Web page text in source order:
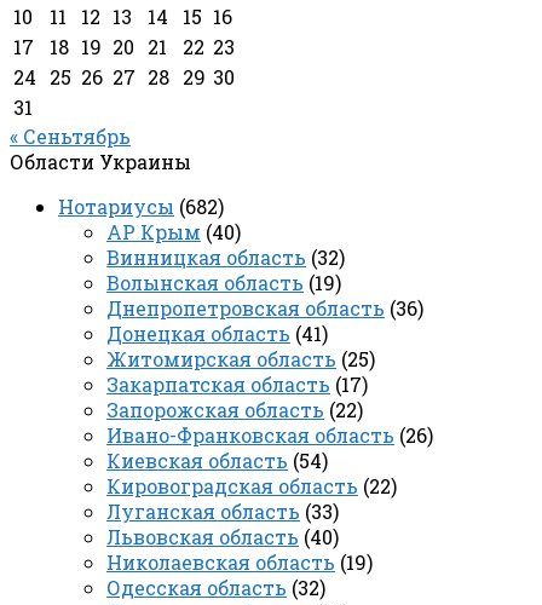
10
11 12 13 14 15 16
17
18 19 20 21 22 23
24
25 26 27 28 29 30
31
« Сеньтябрь
Области Украины
Нотариусы (682)
АР Крым (40)
Винницкая область (32)
Волынская область (19)
Днепропетровская область (36)
Донецкая область (41)
Житомирская область (25)
Закарпатская область (17)
Запорожская область (22)
Ивано-Франковская область (26)
Киевская область (54)
Кировоградская область (22)
Луганская область (33)
Львовская область (40)
Николаевская область (19)
Одесская область (32)